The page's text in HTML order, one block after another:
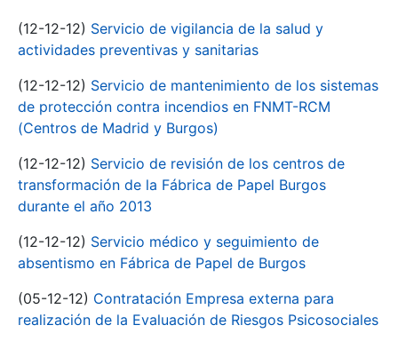
(12-12-12) Servicio de vigilancia de la salud y
actividades preventivas y sanitarias
(12-12-12) Servicio de mantenimiento de los sistemas
de protección contra incendios en FNMT-RCM
(Centros de Madrid y Burgos)
(12-12-12) Servicio de revisión de los centros de
transformación de la Fábrica de Papel Burgos
durante el año 2013
(12-12-12) Servicio médico y seguimiento de
absentismo en Fábrica de Papel de Burgos
(05-12-12) Contratación Empresa externa para
realización de la Evaluación de Riesgos Psicosociales